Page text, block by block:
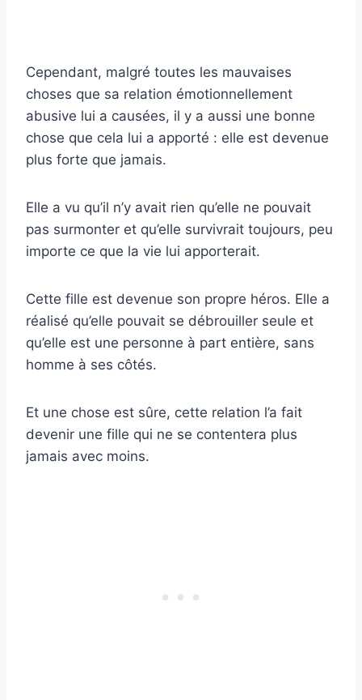
Cependant, malgré toutes les mauvaises
choses que sa relation émotionnellement
abusive lui a causées, il y a aussi une bonne
chose que cela lui a apporté : elle est devenue
plus forte que jamais.
Elle a vu qu’il n’y avait rien qu’elle ne pouvait
pas surmonter et qu’elle survivrait toujours, peu
importe ce que la vie lui apporterait.
Cette fille est devenue son propre héros. Elle a
réalisé qu’elle pouvait se débrouiller seule et
qu’elle est une personne à part entière, sans
homme à ses côtés.
Et une chose est sûre, cette relation l’a fait
devenir une fille qui ne se contentera plus
jamais avec moins.